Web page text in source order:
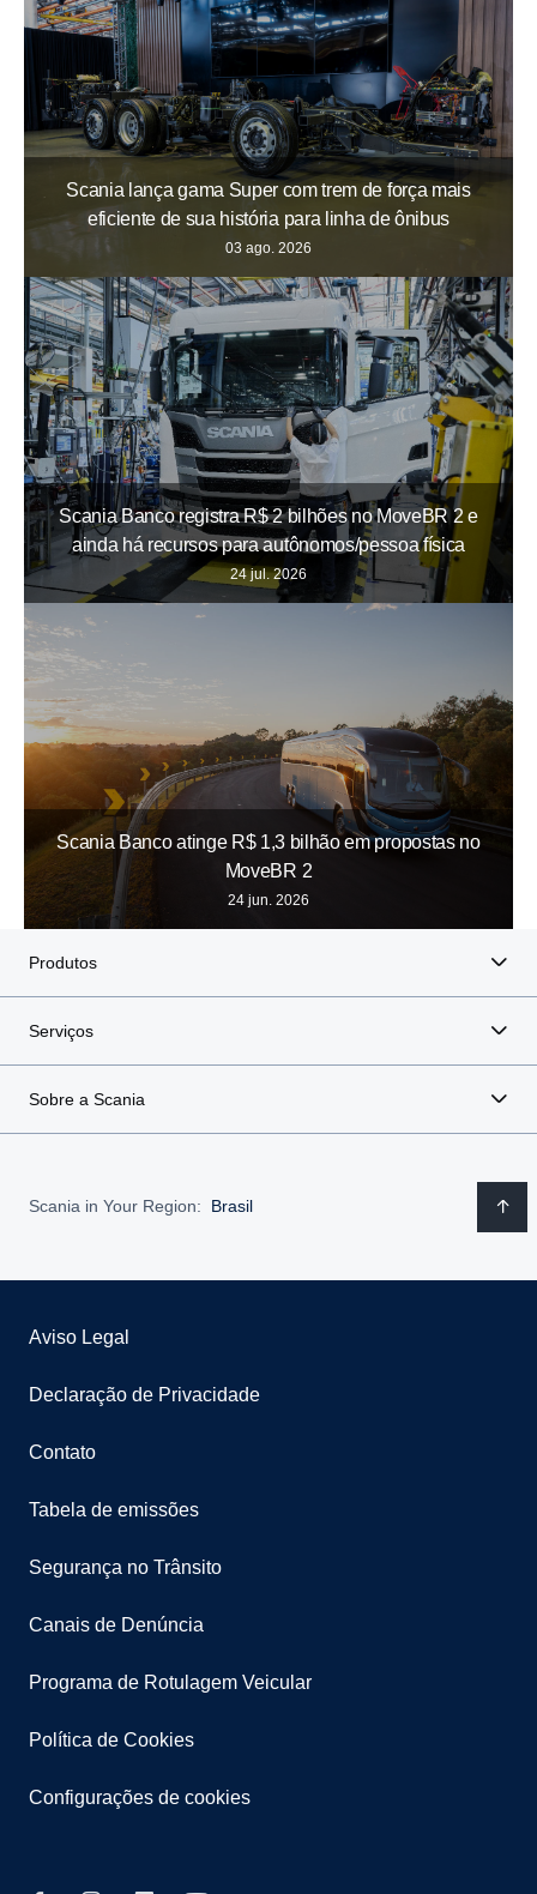
Scania lança gama Super com trem de força mais
eficiente de sua história para linha de ônibus
03 ago. 2026
Scania Banco registra R$ 2 bilhões no MoveBR 2 e
ainda há recursos para autônomos/pessoa física
24 jul. 2026
Scania Banco atinge R$ 1,3 bilhão em propostas no
MoveBR 2
24 jun. 2026
Produtos
Serviços
Sobre a Scania
Scania in Your Region: Brasil
Aviso Legal
Declaração de Privacidade
Contato
Tabela de emissões
Segurança no Trânsito
Canais de Denúncia
Programa de Rotulagem Veicular
Política de Cookies
Configurações de cookies